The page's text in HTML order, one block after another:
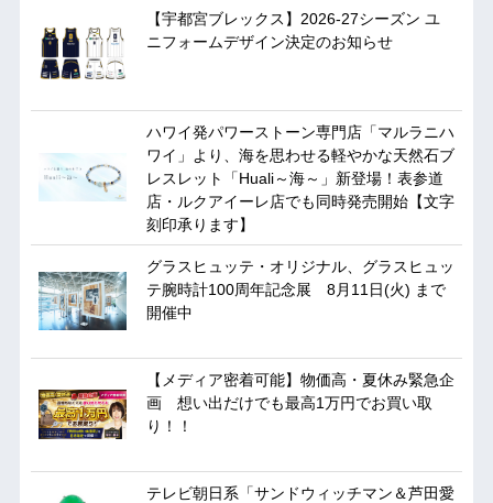
【宇都宮ブレックス】2026-27シーズン ユ
ニフォームデザイン決定のお知らせ
ハワイ発パワーストーン専門店「マルラニハ
ワイ」より、海を思わせる軽やかな天然石ブ
レスレット「Huali～海～」新登場！表参道
店・ルクアイーレ店でも同時発売開始【文字
刻印承ります】
グラスヒュッテ・オリジナル、グラスヒュッ
テ腕時計100周年記念展 8月11日(火) まで
開催中
【メディア密着可能】物価高・夏休み緊急企
画 想い出だけでも最高1万円でお買い取
り！！
テレビ朝日系「サンドウィッチマン＆芦田愛